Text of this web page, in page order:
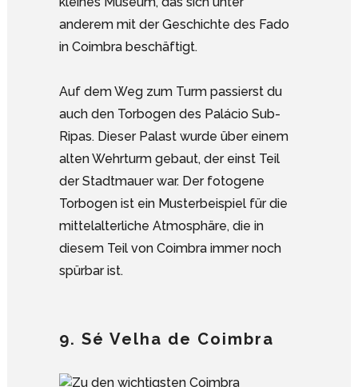
anderem mit der Geschichte des Fado
in Coimbra beschäftigt.
Auf dem Weg zum Turm passierst du
auch den Torbogen des Palácio Sub-
Ripas. Dieser Palast wurde über einem
alten Wehrturm gebaut, der einst Teil
der Stadtmauer war. Der fotogene
Torbogen ist ein Musterbeispiel für die
mittelalterliche Atmosphäre, die in
diesem Teil von Coimbra immer noch
spürbar ist.
9. Sé Velha de Coimbra